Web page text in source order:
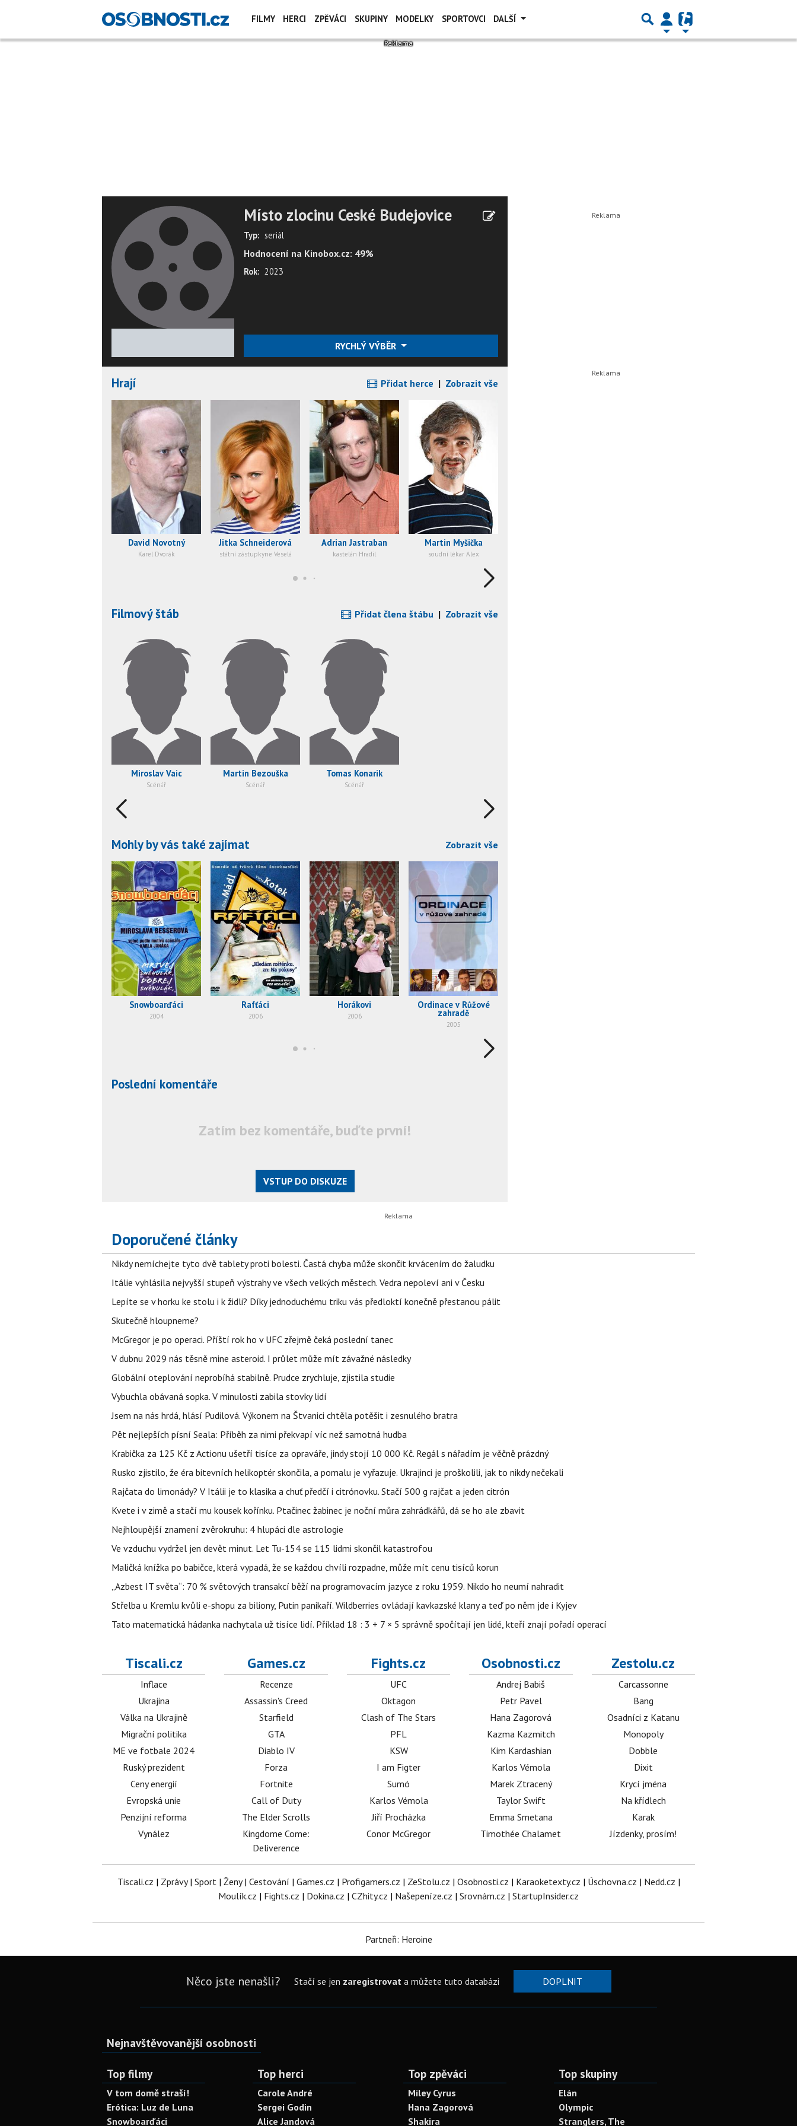
FILMY HERCI ZPĚVÁCI SKUPINY MODELKY SPORTOVCI DALŠÍ
Místo zlocinu Ceské Budejovice
Typ: seriál
Hodnocení na Kinobox.cz: 49%
Rok: 2023
RYCHLÝ VÝBĚR
Hrají Přidat herce | Zobrazit vše
David Novotný
Karel Dvorák
Jitka Schneiderová
státní zástupkyne Veselá
Adrian Jastraban
kastelán Hradil
Martin Myšička
soudní lékar Alex
Filmový štáb Přidat člena štábu | Zobrazit vše
Miroslav Vaic
Scénář
Martin Bezouška
Scénář
Tomas Konarik
Scénář
Mohly by vás také zajímat Zobrazit vše
Snowboarďáci
2004
Rafťáci
2006
Horákovi
2006
Ordinace v Růžové
zahradě
2005
Poslední komentáře
Zatím bez komentáře, buďte první!
VSTUP DO DISKUZE
Doporučené články
Nikdy nemíchejte tyto dvě tablety proti bolesti. Častá chyba může skončit krvácením do žaludku
Itálie vyhlásila nejvyšší stupeň výstrahy ve všech velkých městech. Vedra nepoleví ani v Česku
Lepíte se v horku ke stolu i k židli? Díky jednoduchému triku vás předloktí konečně přestanou pálit
Skutečně hloupneme?
McGregor je po operaci. Příští rok ho v UFC zřejmě čeká poslední tanec
V dubnu 2029 nás těsně mine asteroid. I průlet může mít závažné následky
Globální oteplování neprobíhá stabilně. Prudce zrychluje, zjistila studie
Vybuchla obávaná sopka. V minulosti zabila stovky lidí
Jsem na nás hrdá, hlásí Pudilová. Výkonem na Štvanici chtěla potěšit i zesnulého bratra
Pět nejlepších písní Seala: Příběh za nimi překvapí víc než samotná hudba
Krabička za 125 Kč z Actionu ušetří tisíce za opraváře, jindy stojí 10 000 Kč. Regál s nářadím je věčně prázdný
Rusko zjistilo, že éra bitevních helikoptér skončila, a pomalu je vyřazuje. Ukrajinci je proškolili, jak to nikdy nečekali
Rajčata do limonády? V Itálii je to klasika a chuť předčí i citrónovku. Stačí 500 g rajčat a jeden citrón
Kvete i v zimě a stačí mu kousek kořínku. Ptačinec žabinec je noční můra zahrádkářů, dá se ho ale zbavit
Nejhloupější znamení zvěrokruhu: 4 hlupáci dle astrologie
Ve vzduchu vydržel jen devět minut. Let Tu-154 se 115 lidmi skončil katastrofou
Maličká knížka po babičce, která vypadá, že se každou chvíli rozpadne, může mít cenu tisíců korun
„Azbest IT světa“: 70 % světových transakcí běží na programovacím jazyce z roku 1959. Nikdo ho neumí nahradit
Střelba u Kremlu kvůli e-shopu za biliony, Putin panikaří. Wildberries ovládají kavkazské klany a teď po něm jde i Kyjev
Tato matematická hádanka nachytala už tisíce lidí. Příklad 18 : 3 + 7 × 5 správně spočítají jen lidé, kteří znají pořadí operací
Tiscali.cz
Inflace
Ukrajina
Válka na Ukrajině
Migrační politika
ME ve fotbale 2024
Ruský prezident
Ceny energií
Evropská unie
Penzijní reforma
Vynález
Games.cz
Recenze
Assassin's Creed
Starfield
GTA
Diablo IV
Forza
Fortnite
Call of Duty
The Elder Scrolls
Kingdome Come:
Deliverence
Fights.cz
UFC
Oktagon
Clash of The Stars
PFL
KSW
I am Figter
Sumó
Karlos Vémola
Jiří Procházka
Conor McGregor
Osobnosti.cz
Andrej Babiš
Petr Pavel
Hana Zagorová
Kazma Kazmitch
Kim Kardashian
Karlos Vémola
Marek Ztracený
Taylor Swift
Emma Smetana
Timothée Chalamet
Zestolu.cz
Carcassonne
Bang
Osadníci z Katanu
Monopoly
Dobble
Dixit
Krycí jména
Na křídlech
Karak
Jízdenky, prosím!
Tiscali.cz | Zprávy| Sport| Ženy| Cestování | Games.cz | Profigamers.cz | ZeStolu.cz | Osobnosti.cz | Karaoketexty.cz | Úschovna.cz | Nedd.cz |
Moulík.cz | Fights.cz | Dokina.cz | CZhity.cz | Našepeníze.cz | Srovnám.cz | StartupInsider.cz
Partneři: Heroine
Něco jste nenašli? Stačí se jen zaregistrovata můžete tuto databázi DOPLNIT
Nejnavštěvovanější osobnosti
Top filmy
V tom domě straší!
Erótica: Luz de Luna
Snowboarďáci
Top herci
Carole André
Sergei Godin
Alice Jandová
Top zpěváci
Miley Cyrus
Hana Zagorová
Shakira
Top skupiny
Elán
Olympic
Stranglers, The